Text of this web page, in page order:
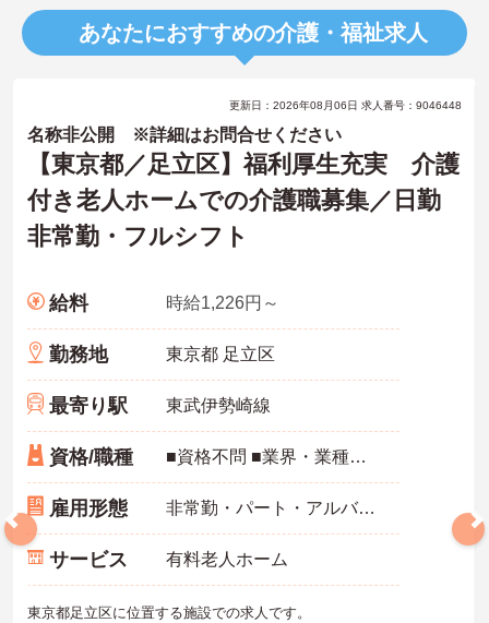
あなたにおすすめの介護・福祉求人
更新日：2026年08月06日 求人番号：9046448
名称非公開 ※詳細はお問合せください
【東京都／足立区】福利厚生充実 介護
付き老人ホームでの介護職募集／日勤
非常勤・フルシフト
給料 時給1,226円～
勤務地 東京都 足立区
最寄り駅 東武伊勢崎線
資格/職種 ■資格不問 ■業界・業種完全未経験の方も歓迎 ※介護に関する資格をお持ちの方は優遇
雇用形態 非常勤・パート・アルバイト
サービス 有料老人ホーム
東京都足立区に位置する施設での求人です。